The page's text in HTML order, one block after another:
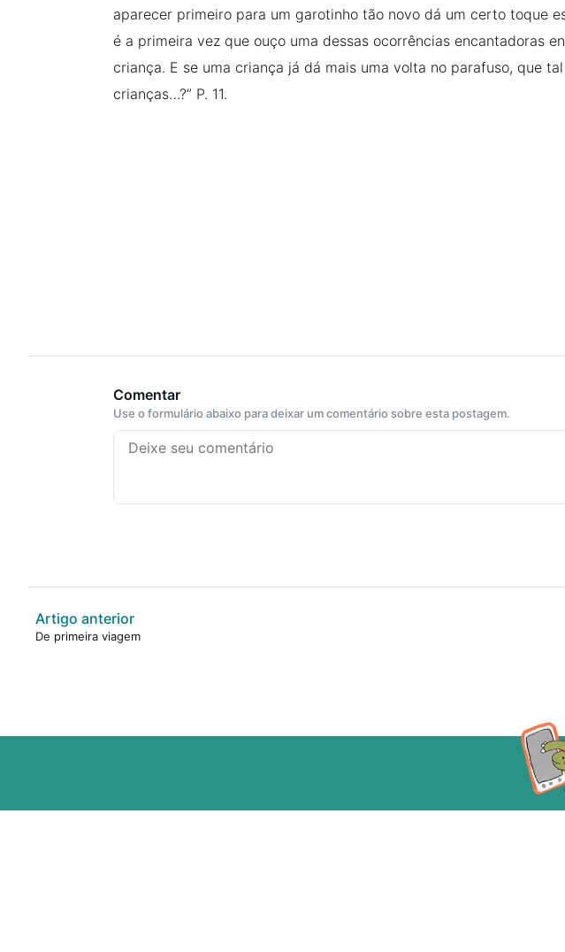
aparecer primeiro para um garotinho tão novo dá um certo toque
é a primeira vez que ouço uma dessas ocorrências encantadoras
criança. E se uma criança já dá mais uma volta no parafuso, que
crianças…?” P. 11.
Comentar
Use o formulário abaixo para deixar um comentário sobre esta postagem.
Artigo anterior
De primeira viagem